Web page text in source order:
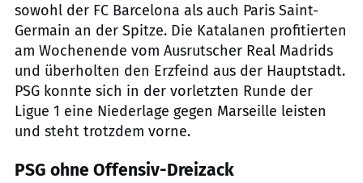
sowohl der FC Barcelona als auch Paris Saint-
Germain an der Spitze. Die Katalanen profitierten
am Wochenende vom Ausrutscher Real Madrids
und überholten den Erzfeind aus der Hauptstadt.
PSG konnte sich in der vorletzten Runde der
Ligue 1 eine Niederlage gegen Marseille leisten
und steht trotzdem vorne.
PSG ohne Offensiv-Dreizack